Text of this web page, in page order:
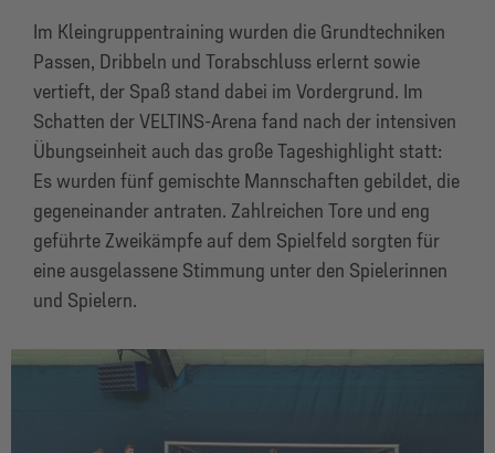
Im Kleingruppentraining wurden die Grundtechniken
Passen, Dribbeln und Torabschluss erlernt sowie
vertieft, der Spaß stand dabei im Vordergrund. Im
Schatten der VELTINS-Arena fand nach der intensiven
Übungseinheit auch das große Tageshighlight statt:
Es wurden fünf gemischte Mannschaften gebildet, die
gegeneinander antraten. Zahlreichen Tore und eng
geführte Zweikämpfe auf dem Spielfeld sorgten für
eine ausgelassene Stimmung unter den Spielerinnen
und Spielern.